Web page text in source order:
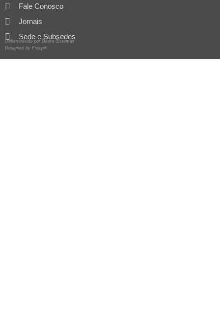
Fale Conosco
Jornais
Sede e Subsedes
Desenvolvido por Direta Sistemas
Designed by Freepik